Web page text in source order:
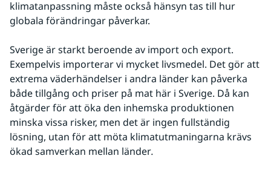
klimatanpassning måste också hänsyn tas till hur
globala förändringar påverkar.
Sverige är starkt beroende av import och export.
Exempelvis importerar vi mycket livsmedel. Det gör att
extrema väderhändelser i andra länder kan påverka
både tillgång och priser på mat här i Sverige. Då kan
åtgärder för att öka den inhemska produktionen
minska vissa risker, men det är ingen fullständig
lösning, utan för att möta klimatutmaningarna krävs
ökad samverkan mellan länder.